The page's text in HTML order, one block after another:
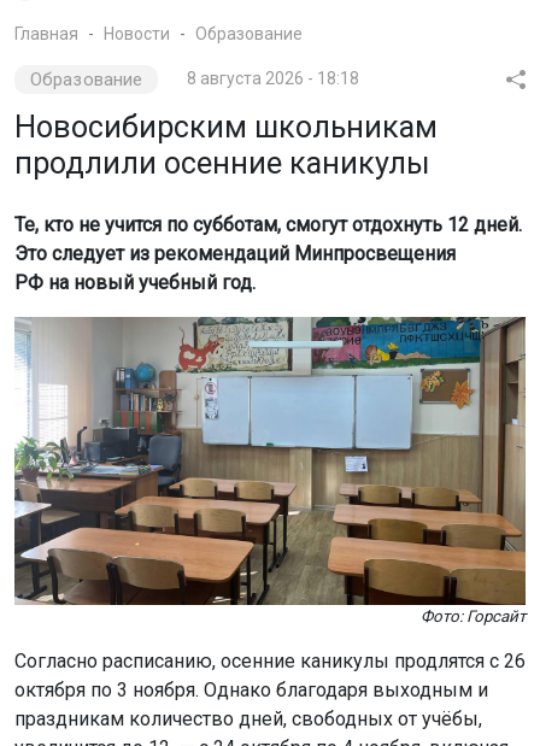
Главная Новости Образование
Образование 8 августа 2026 - 18:18
Новосибирским школьникам
продлили осенние каникулы
Те, кто не учится по субботам, смогут отдохнуть 12 дней.
Это следует из рекомендаций Минпросвещения
РФ на новый учебный год.
Фото: Горсайт
Согласно расписанию, осенние каникулы продлятся с 26
октября по 3 ноября. Однако благодаря выходным и
праздникам количество дней, свободных от учёбы,